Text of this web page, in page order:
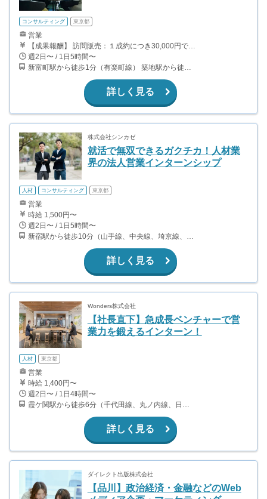
コンサルティング 東京都
営業
【成果報酬】 訪問販売：１成約につき30,000円です。 例えば、光インターネットの成約であれば、平均的に2.5日で1件の契約が見込めます。（12,000円/1日6時間稼働） ＜月収例＞月に50万以上稼ぐ方もいます！ ・月5件成約：150,000円 ・月15件成約：450,000円 ・月30成約：900,000円➕マネジメントインセンティブ300,000円 合計1,200,000円 時給換算で2,000円程度が、平均的なインターン生の報酬となっています。
週2日〜 / 1日5時間〜
新富町駅から徒歩1分（有楽町線） 築地駅から徒歩2分（日比谷線）
詳しく見る
株式会社シンカゼ
就活で無双できるガクチカ！人材業
界の法人営業インターンシップ
人材 コンサルティング 東京都
営業
時給 1,500円〜
週2日〜 / 1日5時間〜
詳しく見る
Wonders株式会社
【社長直下】急成長ベンチャーで営
業力を鍛えるインターン！
人材 東京都
営業
時給 1,400円〜
週2日〜 / 1日4時間〜
霞ケ関駅から徒歩6分（千代田線、丸ノ内線、日比谷線） 虎ノ門駅から徒歩2分（銀座線、日比谷線） 虎ノ門ヒルズ駅から徒歩5分（日比谷線）
詳しく見る
ダイレクト出版株式会社
【品川】政治経済・金融などのWeb